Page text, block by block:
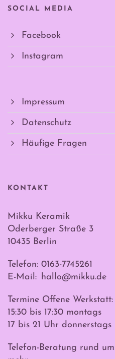
SOCIAL MEDIA
Facebook
Instagram
Impressum
Datenschutz
Häufige Fragen
KONTAKT
Mikku Keramik
Oderberger Straße 3
10435 Berlin
Telefon: 0163-7745261
E-Mail: hallo@mikku.de
Termine Offene Werkstatt:
15:30 bis 17:30 montags
17 bis 21 Uhr donnerstags
Telefon-Beratung rund